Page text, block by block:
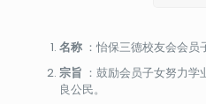
名称：怡保三德校友会会员
宗旨 ：鼓励会员子女努力
良公民。